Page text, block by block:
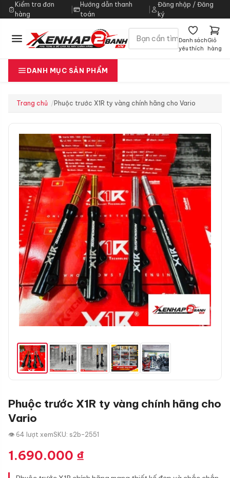
Kiểm tra đơn
hàng
|
Hướng dẫn thanh
toán
Đăng nhập / Đăng
ký
Danh sách
yêu thích
Giỏ
hàng
DANH MỤC SẢN PHẨM
Trang chủ Phuộc trước X1R ty vàng chính hãng cho Vario
Phuộc trước X1R ty vàng chính hãng cho
Vario
👁 64 lượt xemSKU: s2b-2551
1.690.000 ₫